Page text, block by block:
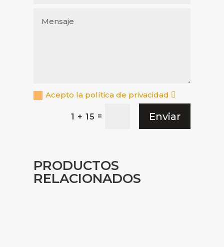
Acepto la política de privacidad
1 + 15 = Enviar
PRODUCTOS
RELACIONADOS